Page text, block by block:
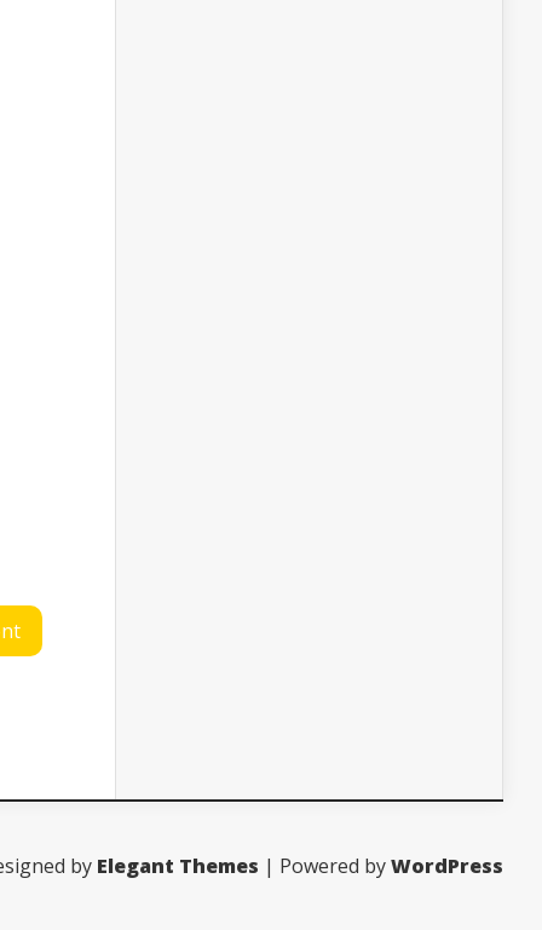
by Elegant Themes | Powered byWordPress